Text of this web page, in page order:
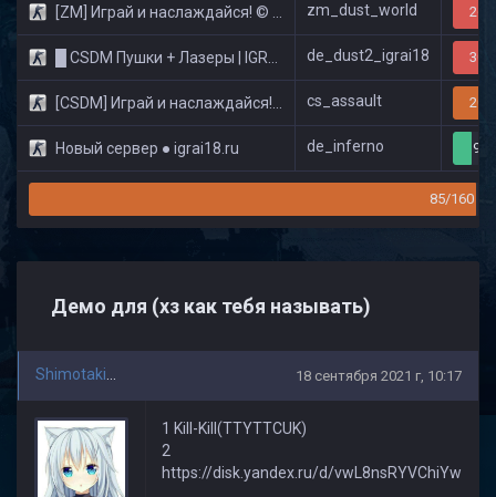
[ZM] Играй и наслаждайся! © Zombie Show zm_dust_world 26/
█ CSDM Пушки + Лазеры | IGRAI18.RU ツ █ de_dust2_igrai18 30/
[CSDM] Играй и наслаждайся! © Classic cs_assault 20/
Новый сервер ● igrai18.ru de_inferno 9/
85/160
Демо для (хз как тебя называть)
18 сентября 2021 г, 10:17
1 Kill-Kill(TTYTTCUK)
2
https://disk.yandex.ru/d/vwL8nsRYVChiYw